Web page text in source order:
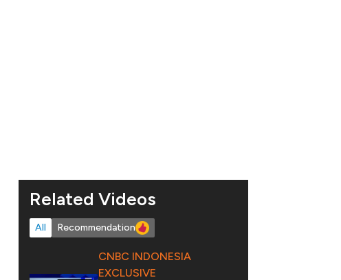
Related Videos
All Recommendation
CNBC INDONESIA
EXCLUSIVE